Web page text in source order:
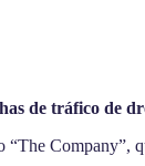
de tráfico de